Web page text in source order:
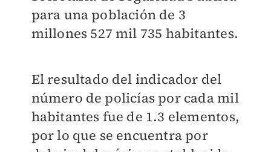
para una población de 3
millones 527 mil 735 habitantes.
El resultado del indicador del
número de policías por cada mil
habitantes fue de 1.3 elementos,
por lo que se encuentra por